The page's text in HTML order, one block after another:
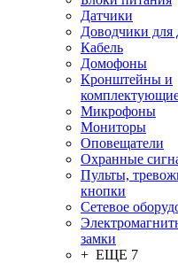
Датчики
Доводчики для
Кабель
Домофоны
Кронштейны и
Микрофоны
Мониторы
Оповещатели
Охранные
Пульты,
кнопки
Сетевое
замки
+ ЕЩЕ 7